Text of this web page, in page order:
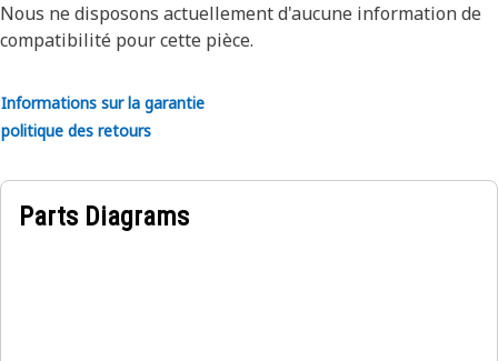
Nous ne disposons actuellement d'aucune information de
compatibilité pour cette pièce.
Informations sur la garantie
politique des retours
Parts Diagrams